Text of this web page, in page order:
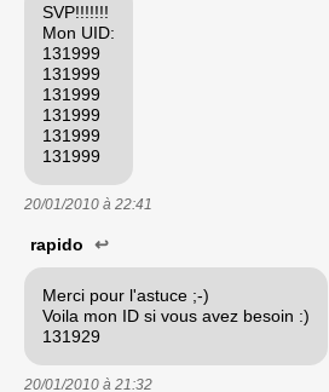
SVP!!!!!!!
Mon UID:
131999
131999
131999
131999
131999
131999
20/01/2010 à 22:41
rapido ↩
Merci pour l'astuce ;-)
Voila mon ID si vous avez besoin :)
131929
20/01/2010 à 21:32